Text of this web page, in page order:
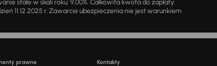
stałe w skali roku: 9,00%. Całkowita kwota do zapłaty:
11.12.2025 r. Zawarcie ubezpieczenia nie jest warunkiem
prawne Kontakty